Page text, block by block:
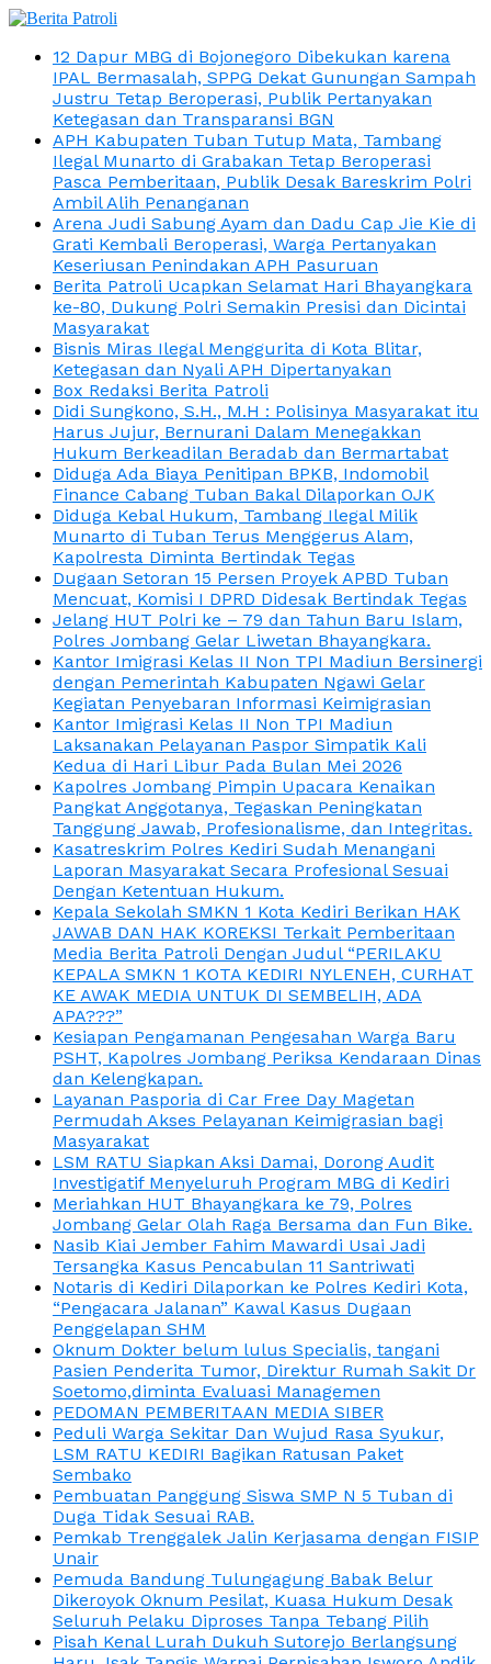
12 Dapur MBG di Bojonegoro Dibekukan karena
IPAL Bermasalah, SPPG Dekat Gunungan Sampah
Justru Tetap Beroperasi, Publik Pertanyakan
Ketegasan dan Transparansi BGN
APH Kabupaten Tuban Tutup Mata, Tambang
Ilegal Munarto di Grabakan Tetap Beroperasi
Pasca Pemberitaan, Publik Desak Bareskrim Polri
Ambil Alih Penanganan
Arena Judi Sabung Ayam dan Dadu Cap Jie Kie di
Grati Kembali Beroperasi, Warga Pertanyakan
Keseriusan Penindakan APH Pasuruan
Berita Patroli Ucapkan Selamat Hari Bhayangkara
ke-80, Dukung Polri Semakin Presisi dan Dicintai
Masyarakat
Bisnis Miras Ilegal Menggurita di Kota Blitar,
Ketegasan dan Nyali APH Dipertanyakan
Box Redaksi Berita Patroli
Didi Sungkono, S.H., M.H : Polisinya Masyarakat itu
Harus Jujur, Bernurani Dalam Menegakkan
Hukum Berkeadilan Beradab dan Bermartabat
Diduga Ada Biaya Penitipan BPKB, Indomobil
Finance Cabang Tuban Bakal Dilaporkan OJK
Diduga Kebal Hukum, Tambang Ilegal Milik
Munarto di Tuban Terus Menggerus Alam,
Kapolresta Diminta Bertindak Tegas
Dugaan Setoran 15 Persen Proyek APBD Tuban
Mencuat, Komisi I DPRD Didesak Bertindak Tegas
Jelang HUT Polri ke – 79 dan Tahun Baru Islam,
Polres Jombang Gelar Liwetan Bhayangkara.
Kantor Imigrasi Kelas II Non TPI Madiun Bersinergi
dengan Pemerintah Kabupaten Ngawi Gelar
Kegiatan Penyebaran Informasi Keimigrasian
Kantor Imigrasi Kelas II Non TPI Madiun
Laksanakan Pelayanan Paspor Simpatik Kali
Kedua di Hari Libur Pada Bulan Mei 2026
Kapolres Jombang Pimpin Upacara Kenaikan
Pangkat Anggotanya, Tegaskan Peningkatan
Tanggung Jawab, Profesionalisme, dan Integritas.
Kasatreskrim Polres Kediri Sudah Menangani
Laporan Masyarakat Secara Profesional Sesuai
Dengan Ketentuan Hukum.
Kepala Sekolah SMKN 1 Kota Kediri Berikan HAK
JAWAB DAN HAK KOREKSI Terkait Pemberitaan
Media Berita Patroli Dengan Judul “PERILAKU
KEPALA SMKN 1 KOTA KEDIRI NYLENEH, CURHAT
KE AWAK MEDIA UNTUK DI SEMBELIH, ADA
APA???”
Kesiapan Pengamanan Pengesahan Warga Baru
PSHT, Kapolres Jombang Periksa Kendaraan Dinas
dan Kelengkapan.
Layanan Pasporia di Car Free Day Magetan
Permudah Akses Pelayanan Keimigrasian bagi
Masyarakat
LSM RATU Siapkan Aksi Damai, Dorong Audit
Investigatif Menyeluruh Program MBG di Kediri
Meriahkan HUT Bhayangkara ke 79, Polres
Jombang Gelar Olah Raga Bersama dan Fun Bike.
Nasib Kiai Jember Fahim Mawardi Usai Jadi
Tersangka Kasus Pencabulan 11 Santriwati
Notaris di Kediri Dilaporkan ke Polres Kediri Kota,
“Pengacara Jalanan” Kawal Kasus Dugaan
Penggelapan SHM
Oknum Dokter belum lulus Specialis, tangani
Pasien Penderita Tumor, Direktur Rumah Sakit Dr
Soetomo,diminta Evaluasi Managemen
PEDOMAN PEMBERITAAN MEDIA SIBER
Peduli Warga Sekitar Dan Wujud Rasa Syukur,
LSM RATU KEDIRI Bagikan Ratusan Paket
Sembako
Pembuatan Panggung Siswa SMP N 5 Tuban di
Duga Tidak Sesuai RAB.
Pemkab Trenggalek Jalin Kerjasama dengan FISIP
Unair
Pemuda Bandung Tulungagung Babak Belur
Dikeroyok Oknum Pesilat, Kuasa Hukum Desak
Seluruh Pelaku Diproses Tanpa Tebang Pilih
Pisah Kenal Lurah Dukuh Sutorejo Berlangsung